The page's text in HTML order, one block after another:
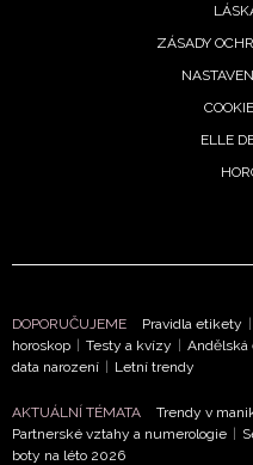
Přihlášením k newsletteru
potvrzujete, že jste se
ochrany soukromí
-
ZÁSADY
ELLE
DOPORUČUJEME Pravidla etikety |
horoskop | Testy a kvízy | Andělská
data narození | Letní trendy
AKTUÁLNÍ TÉMATA Trendy v
Partnerské vztahy a numerologie |
boty na léto 2026